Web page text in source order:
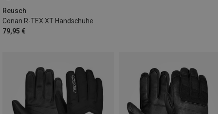
Reusch
Conan R-TEX XT Handschuhe
79,95 €